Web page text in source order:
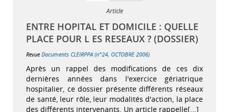
Article
ENTRE HOPITAL ET DOMICILE : QUELLE
PLACE POUR L ES RESEAUX ? (DOSSIER)
Revue Documents CLEIRPPA (n°24, OCTOBRE 2006)
Après un rappel des modifications de ces dix
dernières années dans l'exercice gériatrique
hospitalier, ce dossier présente différents réseaux
de santé, leur rôle, leur modalités d'action, la place
des différents intervenants. Un article rappelle[...]